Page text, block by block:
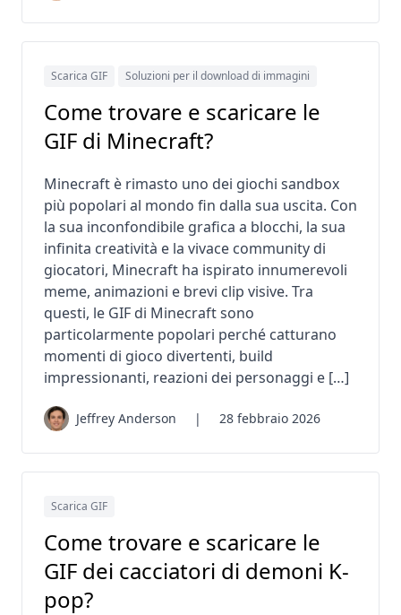
Scarica GIF Soluzioni per il download di immagini
Come trovare e scaricare le
GIF di Minecraft?
Minecraft è rimasto uno dei giochi sandbox
più popolari al mondo fin dalla sua uscita. Con
la sua inconfondibile grafica a blocchi, la sua
infinita creatività e la vivace community di
giocatori, Minecraft ha ispirato innumerevoli
meme, animazioni e brevi clip visive. Tra
questi, le GIF di Minecraft sono
particolarmente popolari perché catturano
momenti di gioco divertenti, build
impressionanti, reazioni dei personaggi e […]
Jeffrey Anderson | 28 febbraio 2026
Scarica GIF
Come trovare e scaricare le
GIF dei cacciatori di demoni K-
pop?